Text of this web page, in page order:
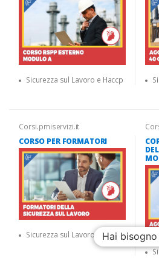
Hai
Sicurezza sul Lavoro e Haccp
Corsi.pmiservizi.it
CORSO PER FORMATORI
Sicurezza sul Lavoro e Haccp